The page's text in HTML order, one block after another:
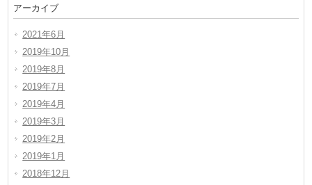
アーカイブ
2021年6月
2019年10月
2019年8月
2019年7月
2019年4月
2019年3月
2019年2月
2019年1月
2018年12月